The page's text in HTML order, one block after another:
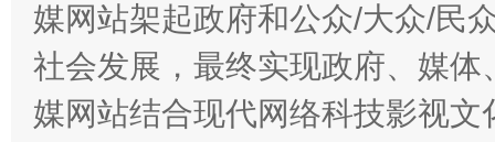
媒网站架起政府和公众/大众/民
社会发展，最终实现政府、媒
媒网站结合现代网络科技影视